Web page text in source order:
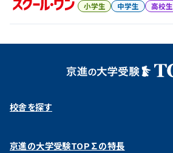
小学生 中学生 高校生
校舎を探す
京進の大学受験TOP∑の特長